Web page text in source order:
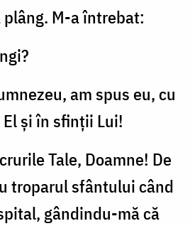
M-a întrebat:
am spus eu, cu
şi în sfinţii Lui!
Tale, Doamne! De
troparul sfântului când
gândindu-mă că